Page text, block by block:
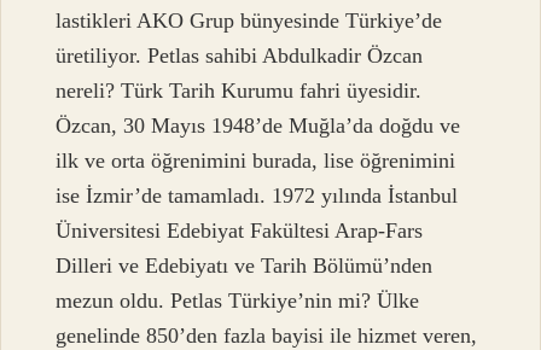
lastikleri AKO Grup bünyesinde Türkiye’de
üretiliyor. Petlas sahibi Abdulkadir Özcan
nereli? Türk Tarih Kurumu fahri üyesidir.
Özcan, 30 Mayıs 1948’de Muğla’da doğdu ve
ilk ve orta öğrenimini burada, lise öğrenimini
ise İzmir’de tamamladı. 1972 yılında İstanbul
Üniversitesi Edebiyat Fakültesi Arap-Fars
Dilleri ve Edebiyatı ve Tarih Bölümü’nden
mezun oldu. Petlas Türkiye’nin mi? Ülke
genelinde 850’den fazla bayisi ile hizmet veren,